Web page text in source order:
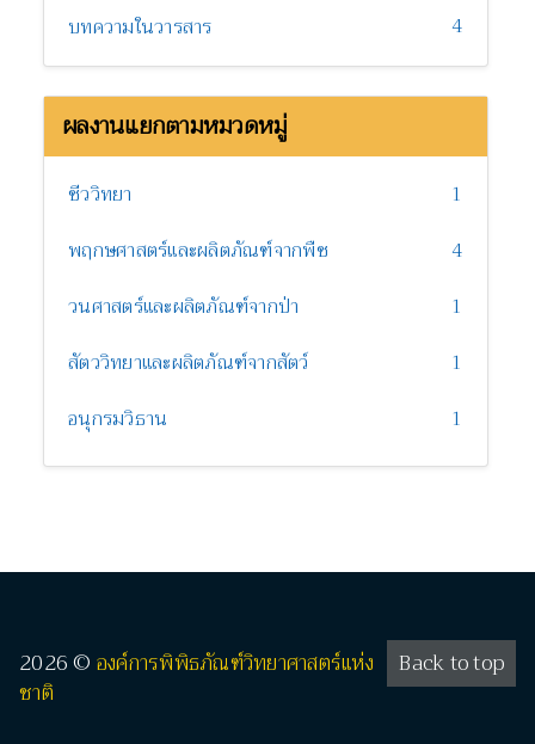
บทความในวารสาร 4
ผลงานแยกตามหมวดหมู่
ชีววิทยา
1
พฤกษศาสตร์และผลิตภัณฑ์จากพืช
4
วนศาสตร์และผลิตภัณฑ์จากป่า
1
สัตววิทยาและผลิตภัณฑ์จากสัตว์
1
อนุกรมวิธาน
1
Back to top
2026 © องค์การพิพิธภัณฑ์วิทยาศาสตร์แห่ง
ชาติ